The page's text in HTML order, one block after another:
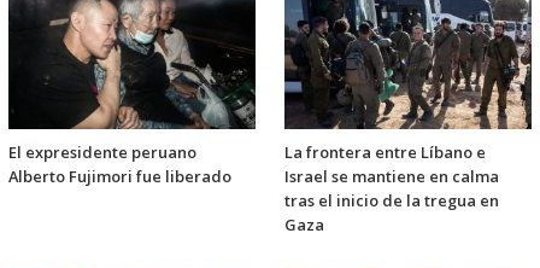
El expresidente peruano
Alberto Fujimori fue liberado
La frontera entre Líbano e
Israel se mantiene en calma
tras el inicio de la tregua en
Gaza